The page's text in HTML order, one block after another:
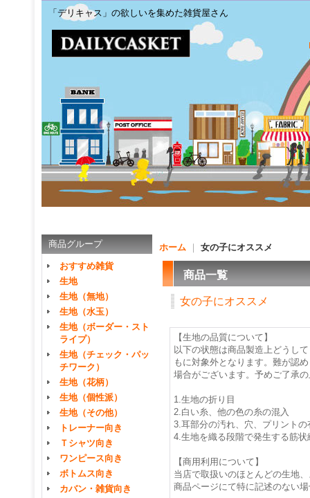
「デリキャス」の欲しいを集めた雑貨屋さん
商品グループ
おすすめ雑貨
生地
生地（無地）
生地（水玉）
生地（ボーダー・スト
ライプ）
生地（チェック・パッ
チワーク）
生地（花柄）
生地（個性派）
生地（その他）
トレーナー向き
Ｔシャツ向き
ワンピース向き
ボトムス向き
カバン・雑貨向き
ホーム 女の子にオススメ
商品一覧
女の子にオススメ
【生地の品質について】
以下の状態は商品製造上どうし
もに対象外となります。難が認
場合がございます。予めご了承
1.生地の折り目
2.白い糸、他の色の糸の混入
3.耳部分の汚れ、穴、プリントの
4.生地を織る段階で発生する筋状
【商用利用について】
当店で取扱いのほとんどの生地
商品ページにて特に記述のない